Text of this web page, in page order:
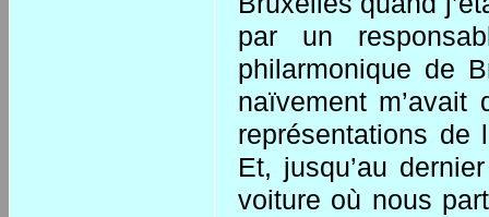
par un
philarmonique de
naïvement
représentations de
Et, jusqu’au
voiture où nous